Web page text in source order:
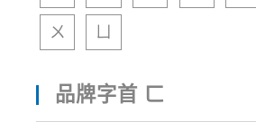
ㄨ ㄩ
品牌字首 ㄈ